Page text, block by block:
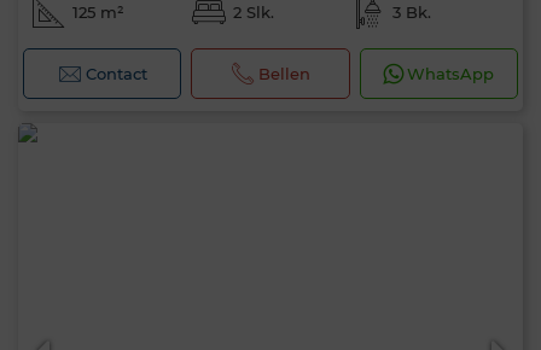
125 m² 2 Slk. 3 Bk.
Contact Bellen WhatsApp